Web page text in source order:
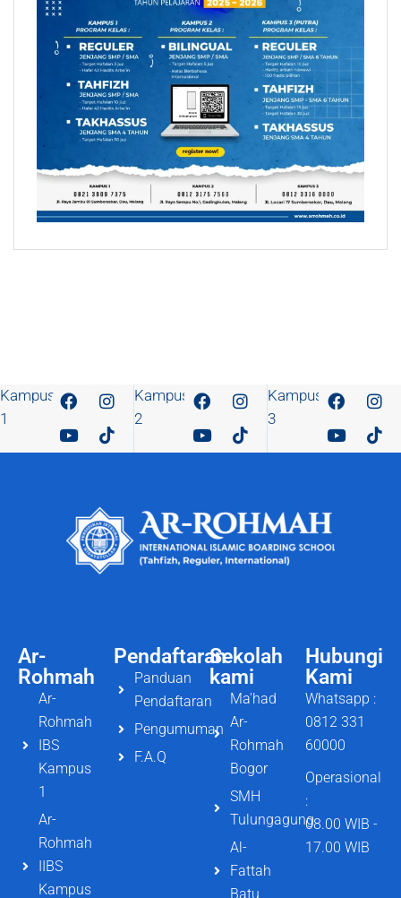
Kampus
1
Kampus
2
Kampus
3
Ar-
Rohmah
Ar-
Rohmah
IBS
Kampus
1
Ar-
Rohmah
IIBS
Kampus
Pendaftaran
Panduan
Pendaftaran
Pengumuman
F.A.Q
Hubungi
Kami
Whatsapp :
0812 331
60000
Operasional
:
08.00 WIB -
17.00 WIB
Sekolah
kami
Ma'had
Ar-
Rohmah
Bogor
SMH
Tulungagung
Al-
Fattah
Batu